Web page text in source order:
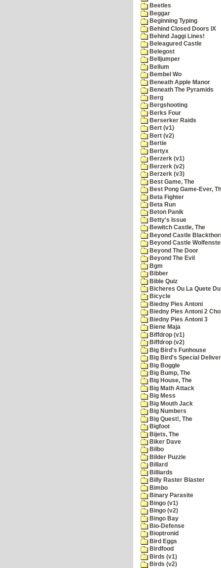
Beetles
Beggar
Beginning Typing
Behind Closed Doors IX
Behind Jaggi Lines!
Beleagured Castle
Belegost
Belljumper
Bellum
Bembel Wo
Beneath Apple Manor
Beneath The Pyramids
Berg
Bergshooting
Berks Four
Berserker Raids
Bert (v1)
Bert (v2)
Bertie
Bertyx
Berzerk (v1)
Berzerk (v2)
Berzerk (v3)
Best Game, The
Best Pong Game-Ever,
Beta Fighter
Beta Run
Beton Panik
Betty's Issue
Bewitch Castle, The
Beyond Castle
Beyond Castle
Beyond The Door
Beyond The Evil
Bgm
Bibber
Bible Quiz
Bicheres Ou La Quete
Bicycle
Biedny Pies Antoni
Biedny Pies Antoni 2
Biedny Pies Antoni 3
Biene Maja
Biffdrop (v1)
Biffdrop (v2)
Big Bird's Funhouse
Big Bird's Special
Big Boggle
Big Bump, The
Big House, The
Big Math Attack
Big Mess
Big Mouth Jack
Big Numbers
Big Quest!, The
Bigfoot
Bijets, The
Biker Dave
Bilbo
Bilder Puzzle
Billard
Billiards
Billy Raster Blaster
Bimbo
Binary Parasite
Bingo (v1)
Bingo (v2)
Bingo Bay
Bio-Defense
Bioptronid
Bird Eggs
Birdfood
Birds (v1)
Birds (v2)